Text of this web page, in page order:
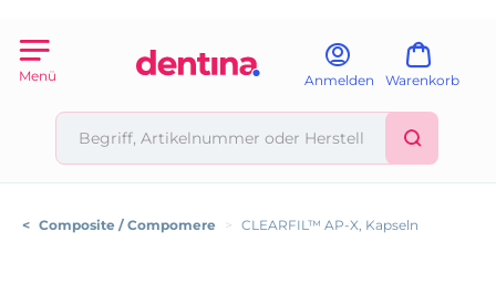
Menü Anmelden Warenkorb
< Composite / Compomere > CLEARFIL™ AP-X, Kapseln